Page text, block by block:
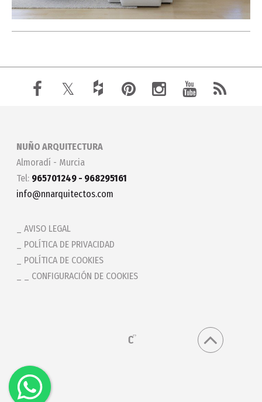
NUÑO ARQUITECTURA
Almoradí - Murcia
Tel: 965701249 - 968295161
info@nnarquitectos.com
AVISO LEGAL
POLÍTICA DE PRIVACIDAD
POLÍTICA DE COOKIES
_ CONFIGURACIÓN DE COOKIES